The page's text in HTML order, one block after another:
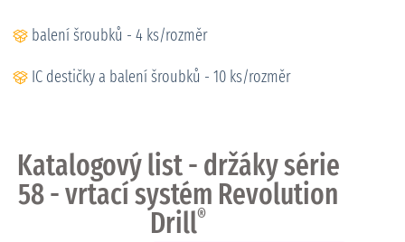
balení šroubků - 4 ks/rozměr
IC destičky a balení šroubků - 10 ks/rozměr
Katalogový list - držáky série
58 - vrtací systém Revolution
Drill®